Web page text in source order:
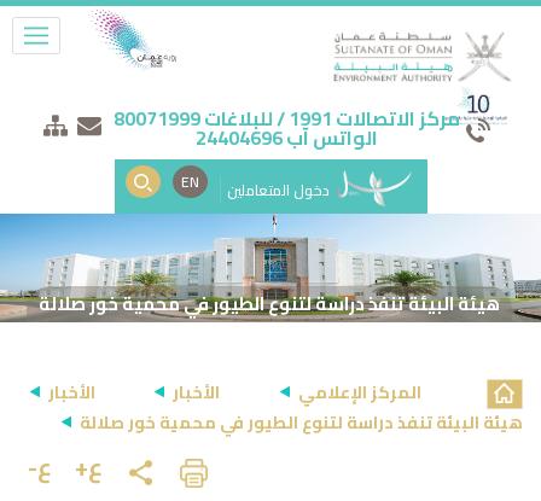
مركز الاتصالات 1991 / للبلاغات 80071999
الواتس آب 24404696
دخول المتعاملين EN
هيئة البيئة تنفذ دراسة لتنوع الطيور في محمية خور صلالة
المركز الإعلامي الأخبار
الأخبار
هيئة البيئة تنفذ دراسة لتنوع الطيور في محمية خور صلالة
ع+ ع-